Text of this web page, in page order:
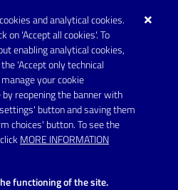
and analytical cookies.
on 'Accept all cookies'. To
enabling analytical cookies,
'Accept only technical
your cookie
reopening the banner with
button and saving them
choices' button. To see the
MORE INFORMATION
functioning of the site.